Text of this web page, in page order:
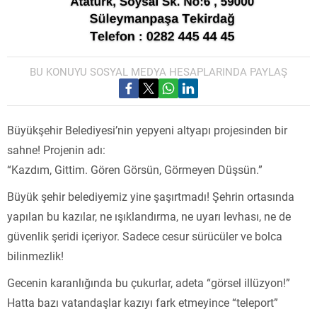
BU KONUYU SOSYAL MEDYA HESAPLARINDA PAYLAŞ
Büyükşehir Belediyesi’nin yepyeni altyapı projesinden bir
sahne! Projenin adı:
“Kazdım, Gittim. Gören Görsün, Görmeyen Düşsün.”
Büyük şehir belediyemiz yine şaşırtmadı! Şehrin ortasında
yapılan bu kazılar, ne ışıklandırma, ne uyarı levhası, ne de
güvenlik şeridi içeriyor. Sadece cesur sürücüler ve bolca
bilinmezlik!
Gecenin karanlığında bu çukurlar, adeta “görsel illüzyon!”
Hatta bazı vatandaşlar kazıyı fark etmeyince “teleport”